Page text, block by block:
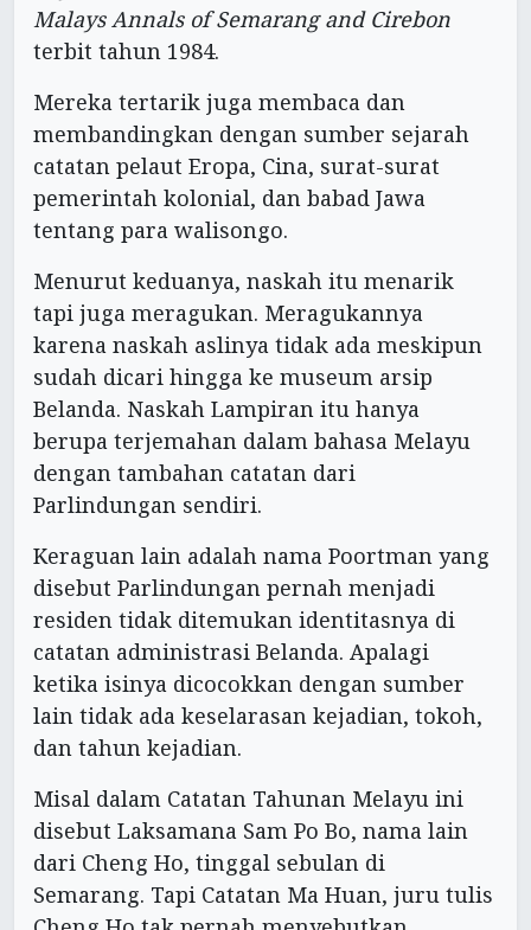
Malays Annals of Semarang and Cirebon
terbit tahun 1984.
Mereka tertarik juga membaca dan
membandingkan dengan sumber sejarah
catatan pelaut Eropa, Cina, surat-surat
pemerintah kolonial, dan babad Jawa
tentang para walisongo.
Menurut keduanya, naskah itu menarik
tapi juga meragukan. Meragukannya
karena naskah aslinya tidak ada meskipun
sudah dicari hingga ke museum arsip
Belanda. Naskah Lampiran itu hanya
berupa terjemahan dalam bahasa Melayu
dengan tambahan catatan dari
Parlindungan sendiri.
Keraguan lain adalah nama Poortman yang
disebut Parlindungan pernah menjadi
residen tidak ditemukan identitasnya di
catatan administrasi Belanda. Apalagi
ketika isinya dicocokkan dengan sumber
lain tidak ada keselarasan kejadian, tokoh,
dan tahun kejadian.
Misal dalam Catatan Tahunan Melayu ini
disebut Laksamana Sam Po Bo, nama lain
dari Cheng Ho, tinggal sebulan di
Semarang. Tapi Catatan Ma Huan, juru tulis